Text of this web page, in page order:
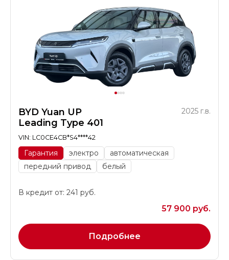
BYD Yuan UP
Leading Type 401
2025 г.в.
VIN: LC0CE4CB*S4****42
Гарантия электро
автоматическая
передний привод
белый
В кредит от: 241 руб.
57 900 руб.
Подробнее